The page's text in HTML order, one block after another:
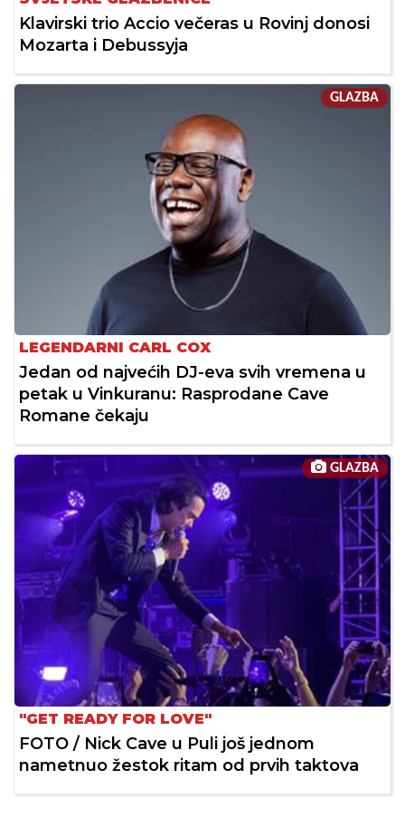
Klavirski trio Accio večeras u Rovinj donosi
Mozarta i Debussyja
GLAZBA
LEGENDARNI CARL COX
Jedan od najvećih DJ-eva svih vremena u
petak u Vinkuranu: Rasprodane Cave
Romane čekaju
GLAZBA
"GET READY FOR LOVE"
FOTO / Nick Cave u Puli još jednom
nametnuo žestok ritam od prvih taktova